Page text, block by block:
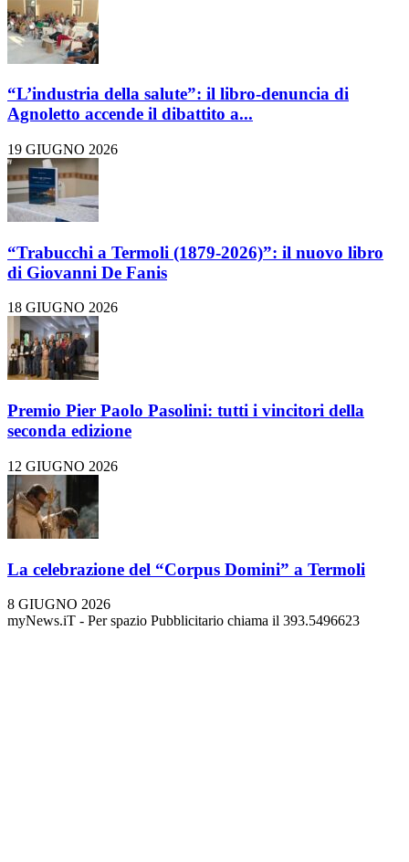
“L’industria della salute”: il libro-denuncia di
Agnoletto accende il dibattito a...
19 GIUGNO 2026
“Trabucchi a Termoli (1879-2026)”: il nuovo libro
di Giovanni De Fanis
18 GIUGNO 2026
Premio Pier Paolo Pasolini: tutti i vincitori della
seconda edizione
12 GIUGNO 2026
La celebrazione del “Corpus Domini” a Termoli
8 GIUGNO 2026
myNews.iT - Per spazio Pubblicitario chiama il 393.5496623